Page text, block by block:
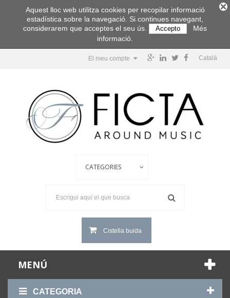
Català
El meu compte
Cistella buida
MENÚ
CATEGORIA
Aquest lloc web utilitza cookies per recopilar informació
estadística sobre la navegació. Si continues navegant,
considerarem que acceptes el seu ús.
Accepto
Més
informació.